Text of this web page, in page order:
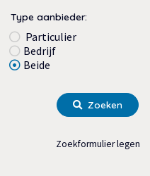
Type aanbieder:
Particulier
Bedrijf
Beide
Zoeken
Zoekformulier legen